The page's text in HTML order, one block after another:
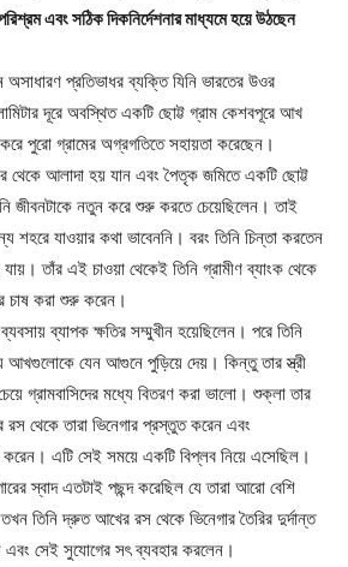
এবং সঠিক দিকনির্দেশনার মাধ্যমে হয়ে উঠছেন
প্রতিভাধর ব্যক্তি যিনি ভারতের উওর
দূরে অবস্থিত একটি ছোট্ট গ্রাম কেশবপূরে আখ
পুরো গ্রামের অগ্রগতিতে সহায়তা করেছেন।
থেকে আলাদা হয় যান এবং পৈতৃক জমিতে একটি ছোট্ট
জীবনটাকে নতুন করে শুরু করতে চেয়েছিলেন। তাই
শহরে যাওয়ার কথা ভাবেননি। বরং তিনি চিন্তা করতেন
তাঁর এই চাওয়া থেকেই তিনি গ্রামীণ ব্যাংক থেকে
চাষ করা শুরু করেন।
ব্যাপক ক্ষতির সম্মুখীন হয়েছিলেন। পরে তিনি
আখগুলোকে যেন আগুনে পুড়িয়ে দেয়। কিন্তু তার স্ত্রী
গ্রামবাসিদের মধ্যে বিতরণ করা ভালো। শুক্লা তার
রস থেকে তারা ভিনেগার প্রস্তুত করেন এবং
করেন। এটি সেই সময়ে একটি বিপ্লব নিয়ে এসেছিল।
স্বাদ এতটাই পছন্দ করেছিল যে তারা আরো বেশি
তিনি দ্রুত আখের রস থেকে ভিনেগার তৈরির দুর্দান্ত
এবং সেই সুযোগের সৎ ব্যবহার করলেন।